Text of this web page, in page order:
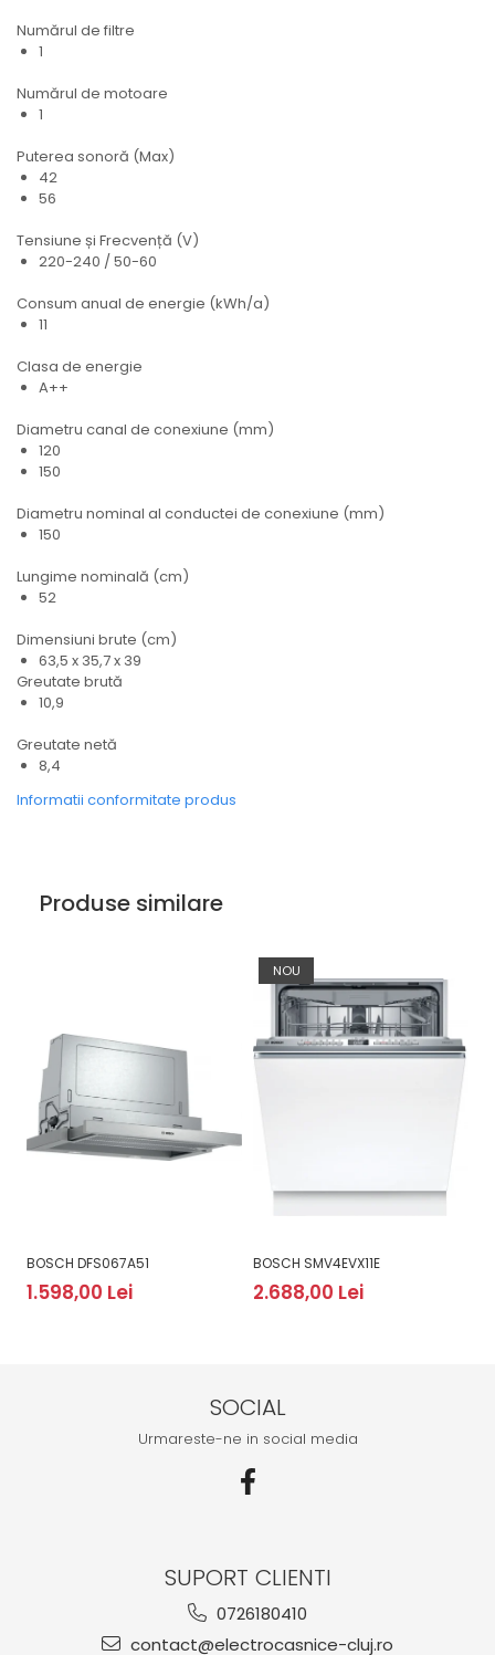
Numărul de filtre
1
Numărul de motoare
1
Puterea sonoră (Max)
42
56
Tensiune și Frecvență (V)
220-240 / 50-60
Consum anual de energie (kWh/a)
11
Clasa de energie
A++
Diametru canal de conexiune (mm)
120
150
Diametru nominal al conductei de conexiune (mm)
150
Lungime nominală (cm)
52
Dimensiuni brute (cm)
63,5 x 35,7 x 39
Greutate brută
10,9
Greutate netă
8,4
Informatii conformitate produs
Produse similare
BOSCH DFS067A51
1.598,00 Lei
NOU
BOSCH SMV4EVX11E
2.688,00 Lei
SOCIAL
Urmareste-ne in social media
SUPORT CLIENTI
0726180410
contact@electrocasnice-cluj.ro